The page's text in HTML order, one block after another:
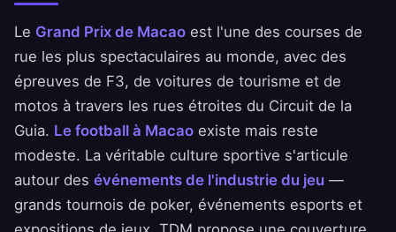
Le Grand Prix de Macao est l'une des courses de
rue les plus spectaculaires au monde, avec des
épreuves de F3, de voitures de tourisme et de
motos à travers les rues étroites du Circuit de la
Guia. Le football à Macao existe mais reste
modeste. La véritable culture sportive s'articule
autour des événements de l'industrie du jeu —
grands tournois de poker, événements esports et